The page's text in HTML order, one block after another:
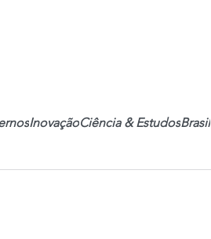
InovaçãoCiência & EstudosBrasil